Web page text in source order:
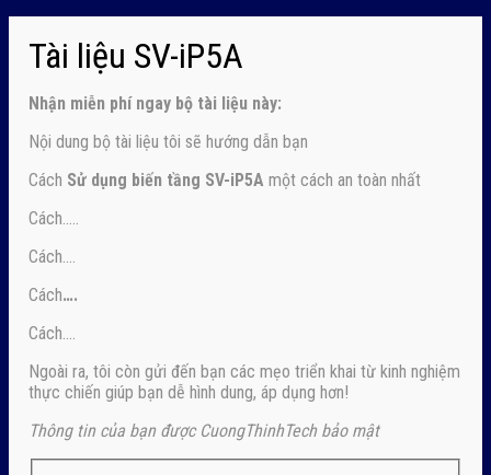
Tài liệu SV-iP5A
Nhận miễn phí ngay bộ tài liệu này:
Nội dung bộ tài liệu tôi sẽ hướng dẫn bạn
Cách Sử dụng biến tầng SV-iP5A một cách an toàn nhất
Cách…..
Cách….
Cách….
Cách….
Ngoài ra, tôi còn gửi đến bạn các mẹo triển khai từ kinh nghiệm
thực chiến giúp bạn dễ hình dung, áp dụng hơn!
Thông tin của bạn được CuongThinhTech bảo mật